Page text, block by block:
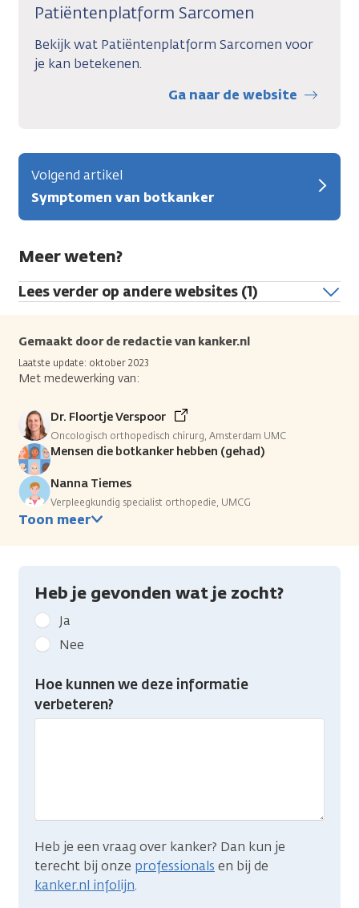
Patiëntenplatform Sarcomen
Bekijk wat Patiëntenplatform Sarcomen voor
je kan betekenen.
Ga naar de website
Volgend artikel
Symptomen van botkanker
Meer weten?
Lees verder op andere websites (1)
Gemaakt door de redactie van kanker.nl
Laatste update: oktober 2023
Met medewerking van:
Dr. Floortje Verspoor
Oncologisch orthopedisch chirurg, Amsterdam UMC
Mensen die botkanker hebben (gehad)
Nanna Tiemes
Verpleegkundig specialist orthopedie, UMCG
Toon meer
Heb je gevonden wat je zocht?
Geef
kanker.nl
feedback:
Heb
gevonden
Ja
Nee
Hoe kunnen we deze informatie
verbeteren?
Heb je een vraag over kanker? Dan kun je
terecht bij onze professionals en bij de
kanker.nl infolijn.